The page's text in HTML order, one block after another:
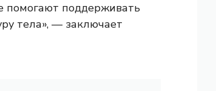
помогают поддерживать
тела», — заключает